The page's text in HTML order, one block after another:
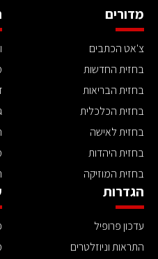
מדורים
צ'אט הכתבים
בחזית החדשות
בחזית הבריאות
בחזית הכלכלית
בחזית לאישה
בחזית היהדות
בחזית המוזיקה
הגדרות
עדכון פרופיל
התראות וניוזלטרים